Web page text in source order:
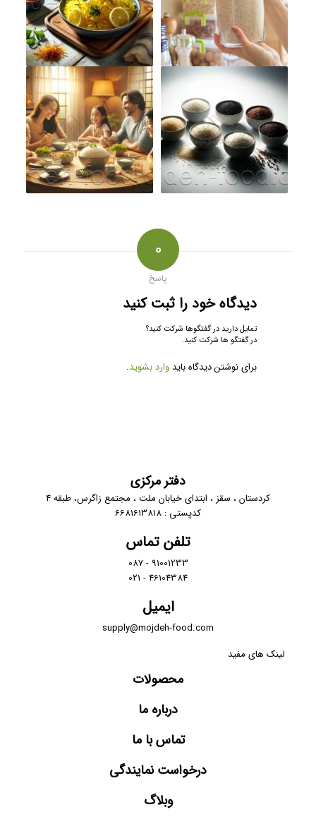
0
پاسخ
دیدگاه خود را ثبت کنید
تمایل دارید در گفتگوها شرکت کنید؟
در گفتگو ها شرکت کنید.
برای نوشتن دیدگاه باید وارد بشوید.
دفتر مرکزی
کردستان ، سقز ، ابتدای خیابان ملت ، مجتمع زاگرس، طبقه 4
کدپستی : 6681613818
تلفن تماس
91001233 - 087
46104384 - 021
ایمیل
supply@mojdeh-food.com
لینک های مفید
محصولات
درباره ما
تماس با ما
درخواست نمایندگی
وبلاگ